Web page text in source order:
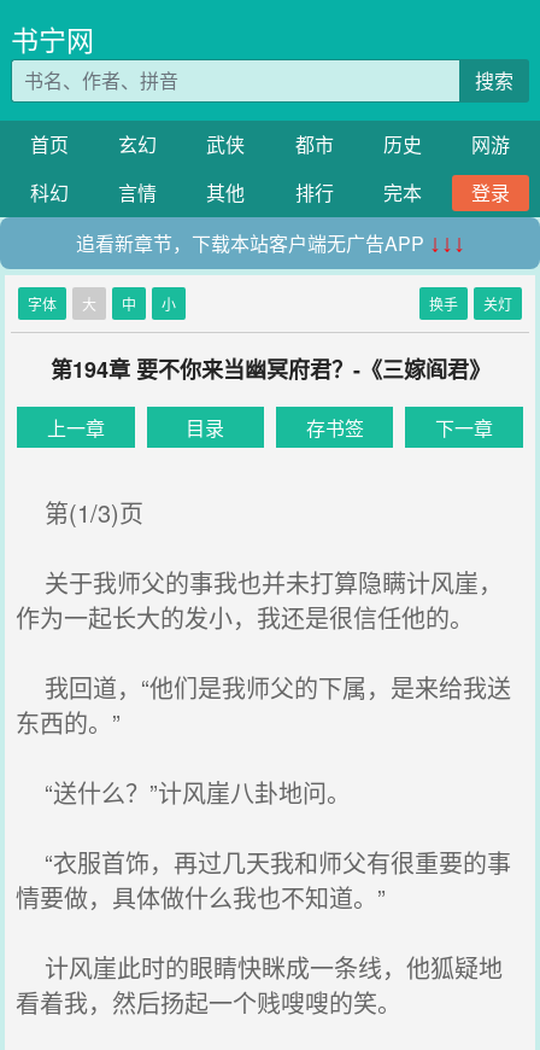
书宁网
搜索
首页 玄幻 武侠 都市 历史
网游
科幻
言情 其他 排行 完本
登录
追看新章节，下载本站客户端无广告APP ↓↓↓
字体 大 中 小 换手 关灯
第194章 要不你来当幽冥府君？-《三嫁阎君》
上一章 目录 存书签 下一章
第(1/3)页
关于我师父的事我也并未打算隐瞒计风崖，
作为一起长大的发小，我还是很信任他的。
我回道，“他们是我师父的下属，是来给我送
东西的。”
“送什么？”计风崖八卦地问。
“衣服首饰，再过几天我和师父有很重要的事
情要做，具体做什么我也不知道。”
计风崖此时的眼睛快眯成一条线，他狐疑地
看着我，然后扬起一个贱嗖嗖的笑。